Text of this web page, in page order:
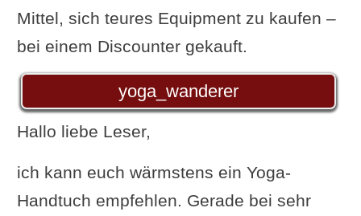
Mittel, sich teures Equipment zu kaufen –
bei einem Discounter gekauft.
yoga_wanderer
Hallo liebe Leser,
ich kann euch wärmstens ein Yoga-
Handtuch empfehlen. Gerade bei sehr